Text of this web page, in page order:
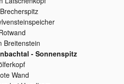
Breitenstein
- Sonnenspitz
Wand